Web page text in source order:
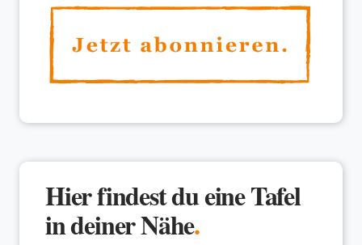
Hier findest du eine Tafel
in deiner Nähe.